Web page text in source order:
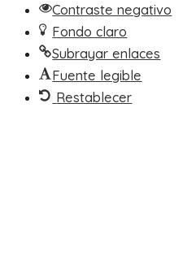
Contraste negativo
Fondo claro
Subrayar enlaces
Fuente legible
Restablecer